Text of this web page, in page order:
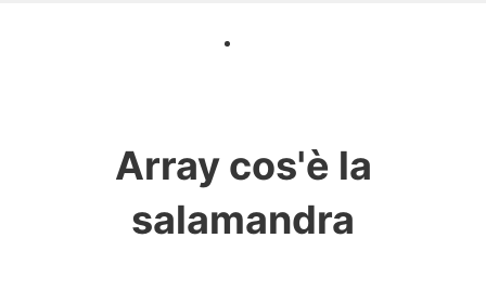
Array cos'è la
salamandra